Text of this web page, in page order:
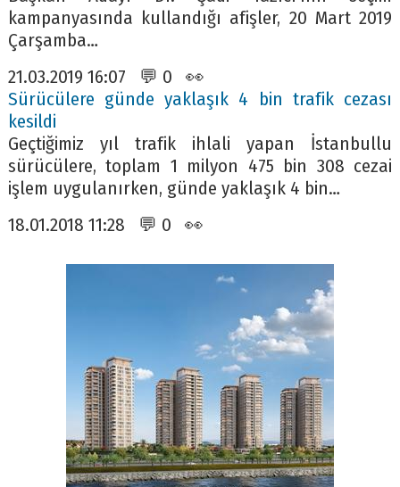
kampanyasında kullandığı afişler, 20 Mart 2019
Çarşamba…
21.03.2019 16:07 💬 0 👀
Sürücülere günde yaklaşık 4 bin trafik cezası
kesildi
Geçtiğimiz yıl trafik ihlali yapan İstanbullu
sürücülere, toplam 1 milyon 475 bin 308 cezai
işlem uygulanırken, günde yaklaşık 4 bin…
18.01.2018 11:28 💬 0 👀